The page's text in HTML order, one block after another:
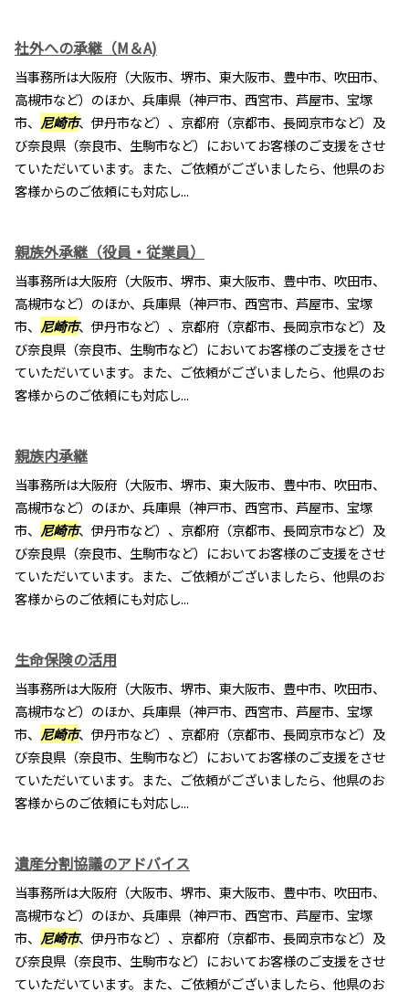
社外への承継（M＆A)
当事務所は大阪府（大阪市、堺市、東大阪市、豊中市、吹田市、
高槻市など）のほか、兵庫県（神戸市、西宮市、芦屋市、宝塚
市、 尼崎市、伊丹市など）、京都府（京都市、長岡京市など）及
び奈良県（奈良市、生駒市など）においてお客様のご支援をさせ
ていただいています。また、ご依頼がございましたら、他県のお
客様からのご依頼にも対応し...
親族外承継（役員・従業員）
当事務所は大阪府（大阪市、堺市、東大阪市、豊中市、吹田市、
高槻市など）のほか、兵庫県（神戸市、西宮市、芦屋市、宝塚
市、 尼崎市、伊丹市など）、京都府（京都市、長岡京市など）及
び奈良県（奈良市、生駒市など）においてお客様のご支援をさせ
ていただいています。また、ご依頼がございましたら、他県のお
客様からのご依頼にも対応し...
親族内承継
当事務所は大阪府（大阪市、堺市、東大阪市、豊中市、吹田市、
高槻市など）のほか、兵庫県（神戸市、西宮市、芦屋市、宝塚
市、 尼崎市、伊丹市など）、京都府（京都市、長岡京市など）及
び奈良県（奈良市、生駒市など）においてお客様のご支援をさせ
ていただいています。また、ご依頼がございましたら、他県のお
客様からのご依頼にも対応し...
生命保険の活用
当事務所は大阪府（大阪市、堺市、東大阪市、豊中市、吹田市、
高槻市など）のほか、兵庫県（神戸市、西宮市、芦屋市、宝塚
市、 尼崎市、伊丹市など）、京都府（京都市、長岡京市など）及
び奈良県（奈良市、生駒市など）においてお客様のご支援をさせ
ていただいています。また、ご依頼がございましたら、他県のお
客様からのご依頼にも対応し...
遺産分割協議のアドバイス
当事務所は大阪府（大阪市、堺市、東大阪市、豊中市、吹田市、
高槻市など）のほか、兵庫県（神戸市、西宮市、芦屋市、宝塚
市、 尼崎市、伊丹市など）、京都府（京都市、長岡京市など）及
び奈良県（奈良市、生駒市など）においてお客様のご支援をさせ
ていただいています。また、ご依頼がございましたら、他県のお